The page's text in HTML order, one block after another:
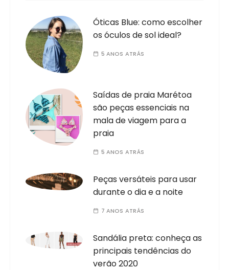
Óticas Blue: como escolher
os óculos de sol ideal?
5 ANOS ATRÁS
Saídas de praia Marétoa
são peças essenciais na
mala de viagem para a
praia
5 ANOS ATRÁS
Peças versáteis para usar
durante o dia e a noite
7 ANOS ATRÁS
Sandália preta: conheça as
principais tendências do
verão 2020